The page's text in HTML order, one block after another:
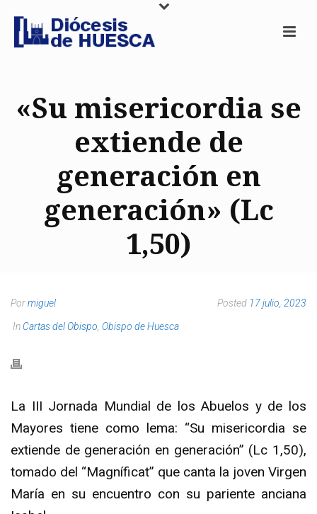
«Su misericordia se
extiende de
generación en
generación» (Lc
1,50)
Pormiguel Posted 17 julio, 2023
In Cartas del Obispo Obispo de Huesca
La III Jornada Mundial de los Abuelos y de los
Mayores tiene como lema: “Su misericordia se
extiende de generación en generación” (Lc 1,50),
tomado del “Magníficat” que canta la joven Virgen
María en su encuentro con su pariente anciana